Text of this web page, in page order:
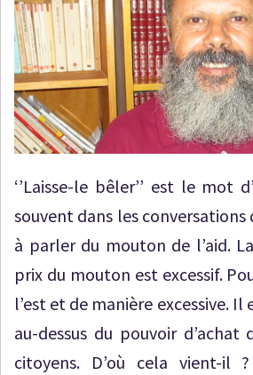
‘’Laisse-le bêler’’ est le mot
souvent dans les
à parler du mouton de l’aid.
prix du mouton est excessif.
l’est et de manière excessive.
au-dessus du pouvoir
citoyens. D’où cela vient-il